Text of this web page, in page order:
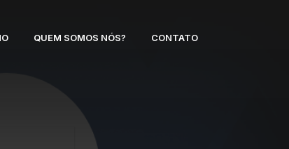
QUEM SOMOS NÓS? CONTATO